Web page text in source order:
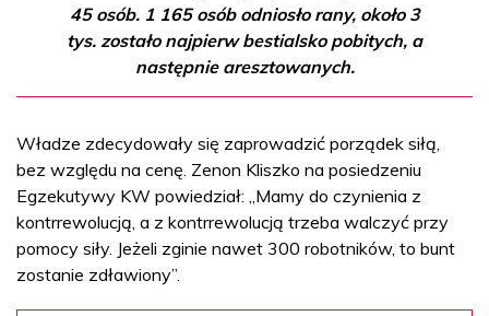
45 osób. 1 165 osób odniosło rany, około 3
tys. zostało najpierw bestialsko pobitych, a
następnie aresztowanych.
Władze zdecydowały się zaprowadzić porządek siłą,
bez względu na cenę. Zenon Kliszko na posiedzeniu
Egzekutywy KW powiedział: „Mamy do czynienia z
kontrrewolucją, a z kontrrewolucją trzeba walczyć przy
pomocy siły. Jeżeli zginie nawet 300 robotników, to bunt
zostanie zdławiony”.